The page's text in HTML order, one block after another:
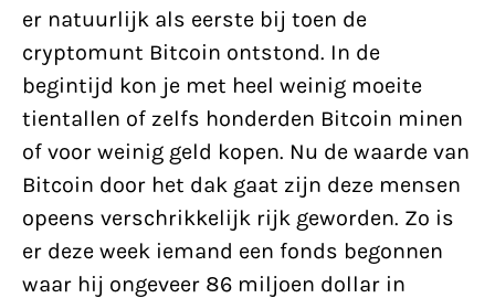
er natuurlijk als eerste bij toen de
cryptomunt Bitcoin ontstond. In de
begintijd kon je met heel weinig moeite
tientallen of zelfs honderden Bitcoin minen
of voor weinig geld kopen. Nu de waarde van
Bitcoin door het dak gaat zijn deze mensen
opeens verschrikkelijk rijk geworden. Zo is
er deze week iemand een fonds begonnen
waar hij ongeveer 86 miljoen dollar in